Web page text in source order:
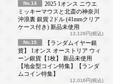
No.14
2025 1オンス ニウエ
ミッキーマウスと北斎の神奈川
沖浪裏 銀貨 2ドル (41mmクリア
ケース付き) 新品未使用
13,128円(税込)
No.15
【ランダムイヤー銀
貨】 1オンス オーストリア ウィ
ーン銀貨【1枚】 新品未使用
【地金型コイン特集】【ランダ
ムコイン特集】
12,016円(税込)